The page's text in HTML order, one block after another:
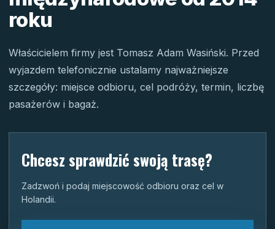
roku
Właścicielem firmy jest Tomasz Adam Wasiński. Przed
wyjazdem telefonicznie ustalamy najważniejsze
szczegóły: miejsce odbioru, cel podróży, termin, liczbę
pasażerów i bagaż.
Chcesz sprawdzić swoją trasę?
Zadzwoń i podaj miejscowość odbioru oraz cel w
Holandii.